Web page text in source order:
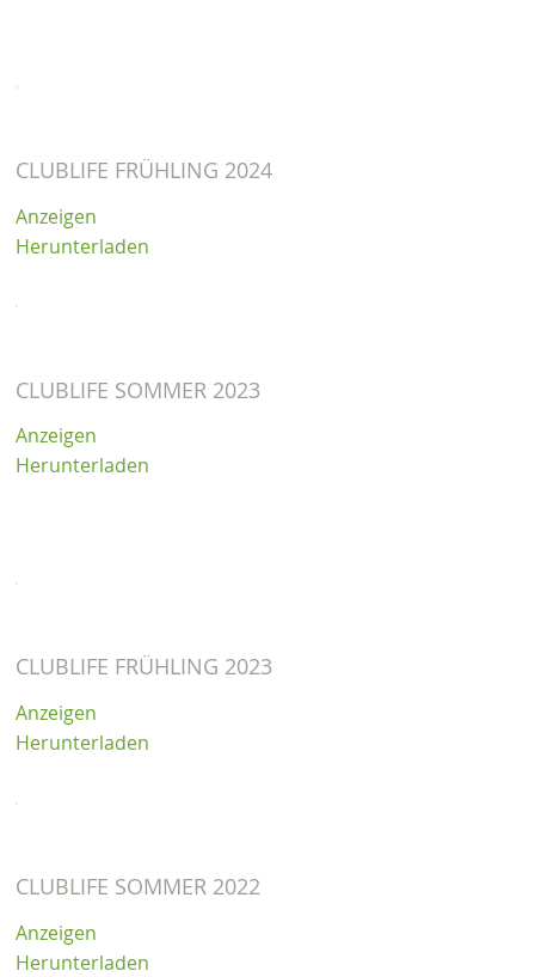
CLUBLIFE FRÜHLING 2024
Anzeigen
Herunterladen
CLUBLIFE SOMMER 2023
Anzeigen
Herunterladen
CLUBLIFE FRÜHLING 2023
Anzeigen
Herunterladen
CLUBLIFE SOMMER 2022
Anzeigen
Herunterladen